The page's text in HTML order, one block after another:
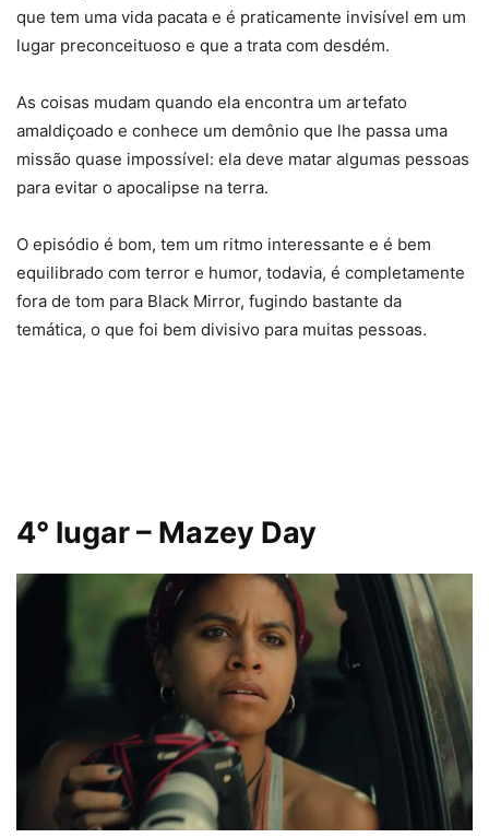
que tem uma vida pacata e é praticamente invisível em um
lugar preconceituoso e que a trata com desdém.
As coisas mudam quando ela encontra um artefato
amaldiçoado e conhece um demônio que lhe passa uma
missão quase impossível: ela deve matar algumas pessoas
para evitar o apocalipse na terra.
O episódio é bom, tem um ritmo interessante e é bem
equilibrado com terror e humor, todavia, é completamente
fora de tom para Black Mirror, fugindo bastante da
temática, o que foi bem divisivo para muitas pessoas.
4° lugar – Mazey Day